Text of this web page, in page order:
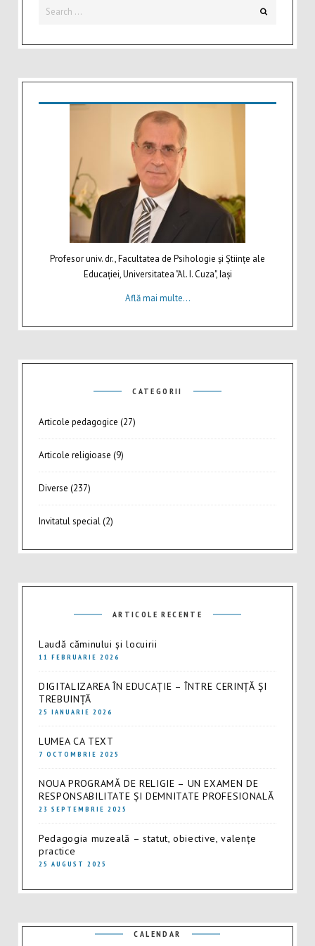
Search
Profesor univ. dr., Facultatea de Psihologie şi Ştiinţe ale
Educaţiei, Universitatea "Al. I. Cuza", Iaşi
Află mai multe...
CATEGORII
Articole pedagogice (27)
Articole religioase (9)
Diverse (237)
Invitatul special(2)
ARTICOLE RECENTE
Laudă căminului și locuirii
11 FEBRUARIE 2026
DIGITALIZAREA ÎN EDUCAȚIE – ÎNTRE CERINȚĂ ȘI
TREBUINȚĂ
25 IANUARIE 2026
LUMEA CA TEXT
7 OCTOMBRIE 2025
NOUA PROGRAMĂ DE RELIGIE – UN EXAMEN DE
RESPONSABILITATE ȘI DEMNITATE PROFESIONALĂ
23 SEPTEMBRIE 2025
Pedagogia muzeală – statut, obiective, valențe
practice
25 AUGUST 2025
CALENDAR